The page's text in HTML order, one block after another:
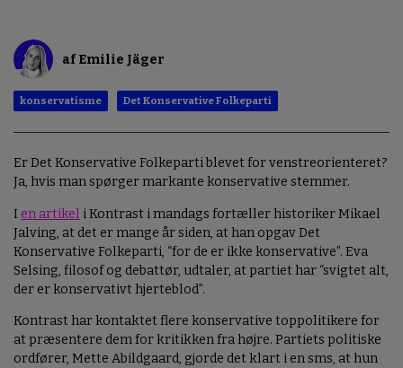
af Emilie Jäger
konservatisme Det Konservative Folkeparti
Er Det Konservative Folkeparti blevet for venstreorienteret?
Ja, hvis man spørger markante konservative stemmer.
I en artikel i Kontrast i mandags fortæller historiker Mikael
Jalving, at det er mange år siden, at han opgav Det
Konservative Folkeparti, “for de er ikke konservative”. Eva
Selsing, filosof og debattør, udtaler, at partiet har “svigtet alt,
der er konservativt hjerteblod”.
Kontrast har kontaktet flere konservative toppolitikere for
at præsentere dem for kritikken fra højre. Partiets politiske
ordfører, Mette Abildgaard, gjorde det klart i en sms, at hun